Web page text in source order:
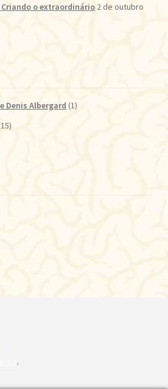
Criando o extraordinário 2 de outubro
Denis Albergard (1)
.